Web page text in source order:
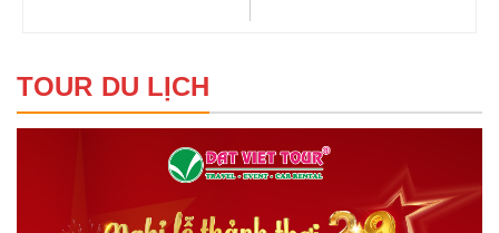
TOUR DU LỊCH